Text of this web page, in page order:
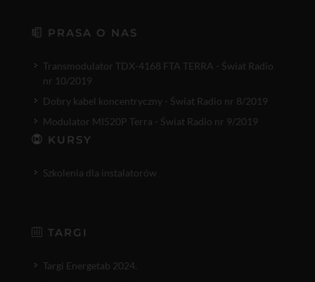
PRASA O NAS
Transmodulator TDX-4168 FTA TERRA - Świat Radio
nr 10/2019
Dobry kabel koncentryczny - Świat Radio nr 8/2019
Modulator MI520P Terra - Świat Radio nr 9/2019
KURSY
Szkolenia dla instalatorów
TARGI
Targi Energetab 2024.